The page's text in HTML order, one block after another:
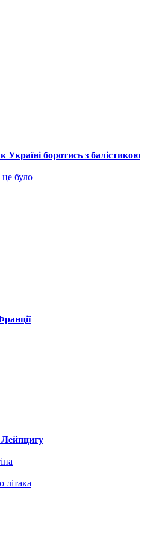
боротись з балістикою
було
Лейпцигу
літака